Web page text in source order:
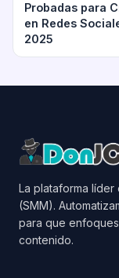
Probadas para
en Redes
2025
La plataforma
(SMM).
para que
contenido.